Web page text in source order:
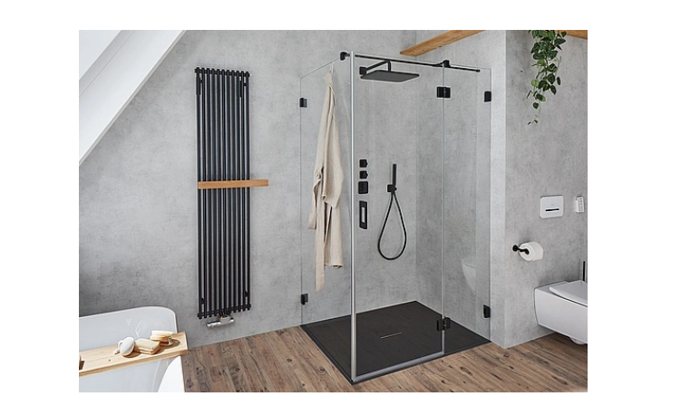
porte pivotante
Idéal pour les grandes pièces, il offre une grande souplesse d'ouverture.
Découvrez les avantages de la porte pivotante